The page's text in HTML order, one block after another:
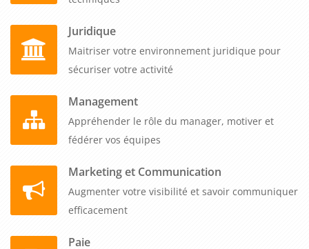
Juridique
Maitriser votre environnement juridique pour
sécuriser votre activité
Management
Appréhender le rôle du manager, motiver et
fédérer vos équipes
Marketing et Communication
Augmenter votre visibilité et savoir communiquer
efficacement
Paie